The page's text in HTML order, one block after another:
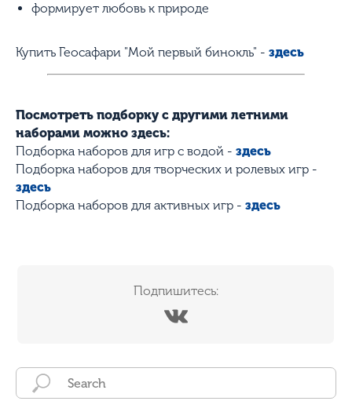
формирует любовь к природе
Купить Геосафари "Мой первый бинокль" - здесь
Посмотреть подборку с другими летними
наборами можно здесь:
Подборка наборов для игр с водой - здесь
Подборка наборов для творческих и ролевых игр -
здесь
Подборка наборов для активных игр - здесь
Подпишитесь: